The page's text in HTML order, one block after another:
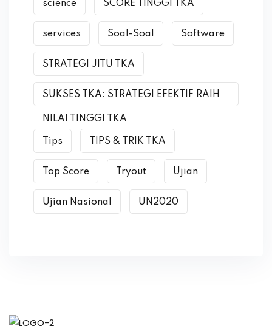
science SCORE TINGGI TKA
services Soal-Soal Software
STRATEGI JITU TKA
SUKSES TKA: STRATEGI EFEKTIF RAIH
NILAI TINGGI TKA
Tips TIPS & TRIK TKA
Top Score Tryout Ujian
Ujian Nasional UN2020